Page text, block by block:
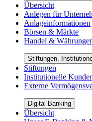
Übersicht
Anlegen für
Anlageinformationen
Börsen & Märkte
Handel &
Stiftungen,
Stiftungen
Institutionelle
Externe
Digital Banking
Übersicht